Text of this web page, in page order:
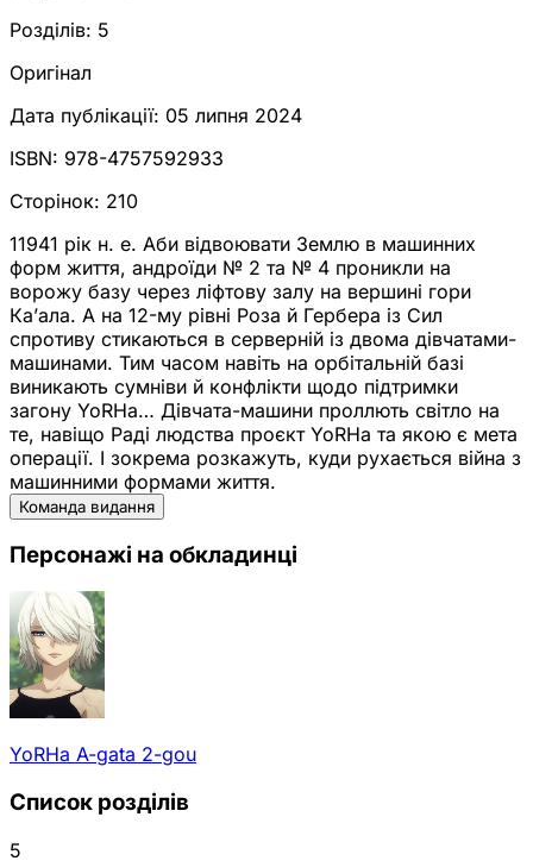
Розділів: 5
Оригінал
Дата публікації: 05 липня 2024
ISBN: 978-4757592933
Сторінок: 210
11941 рік н. е. Аби відвоювати Землю в машинних
форм життя, андроїди № 2 та № 4 проникли на
ворожу базу через ліфтову залу на вершині гори
Ка’ала. А на 12-му рівні Роза й Гербера із Сил
спротиву стикаються в серверній із двома дівчатами-
машинами. Тим часом навіть на орбітальній базі
виникають сумніви й конфлікти щодо підтримки
загону YoRHa… Дівчата-машини проллють світло на
те, навіщо Раді людства проєкт YoRHa та якою є мета
операції. І зокрема розкажуть, куди рухається війна з
машинними формами життя.
Команда видання
Персонажі на обкладинці
YoRHa A-gata 2-gou
Список розділів
5